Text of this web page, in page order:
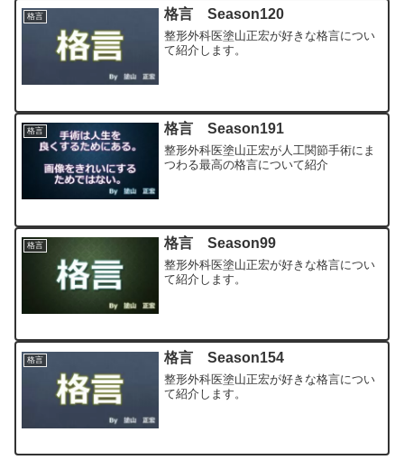
格言 格言 Season120
整形外科医塗山正宏が好きな格言につい
て紹介します。
格言 格言 Season191
整形外科医塗山正宏が人工関節手術にま
つわる最高の格言について紹介
格言 格言 Season99
整形外科医塗山正宏が好きな格言につい
て紹介します。
格言 格言 Season154
整形外科医塗山正宏が好きな格言につい
て紹介します。